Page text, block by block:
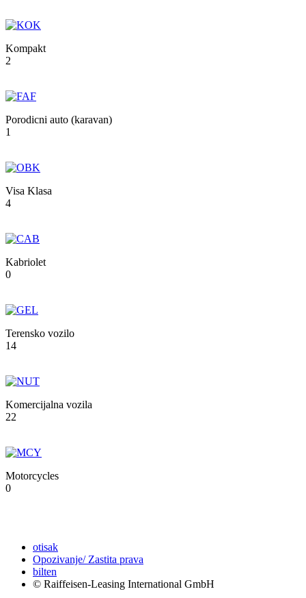
Kompakt
2
Porodicni auto (karavan)
1
Visa Klasa
4
Kabriolet
0
Terensko vozilo
14
Komercijalna vozila
22
Motorcycles
0
otisak
Opozivanje/ Zastita prava
bilten
© Raiffeisen-Leasing International GmbH